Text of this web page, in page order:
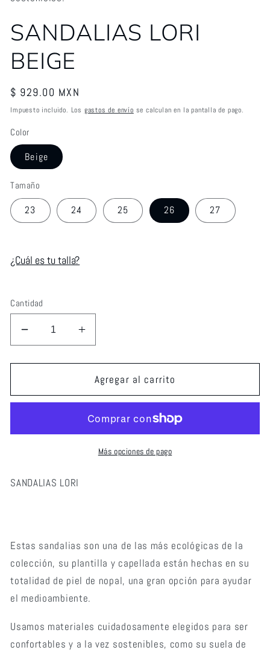
SANDALIAS LORI
BEIGE
Precio
habitual
$ 929.00 MXN
Impuesto incluido. Los gastos de envío se calculan en la pantalla de pago.
Color
Beige
Tamaño
23 24 25 26 27
¿Cuál es tu talla?
Cantidad
Reducir
cantidad
para
SANDALIAS
LORI
Aumentar
cantidad
para
SANDALIAS
LORI
Agregar al carrito
Más opciones de pago
SANDALIAS LORI
Estas sandalias son una de las más ecológicas de la
colección, su plantilla y capellada están hechas en su
totalidad de piel de nopal, una gran opción para ayudar
el medioambiente.
Usamos materiales cuidadosamente elegidos para ser
confortables y a la vez sostenibles, como su suela de